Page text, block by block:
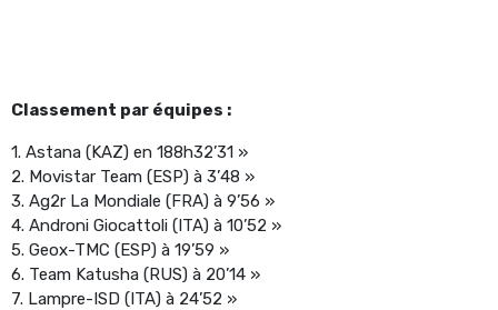
Classement par équipes :
1. Astana (KAZ) en 188h32’31 »
2. Movistar Team (ESP) à 3’48 »
3. Ag2r La Mondiale (FRA) à 9’56 »
4. Androni Giocattoli (ITA) à 10’52 »
5. Geox-TMC (ESP) à 19’59 »
6. Team Katusha (RUS) à 20’14 »
7. Lampre-ISD (ITA) à 24’52 »